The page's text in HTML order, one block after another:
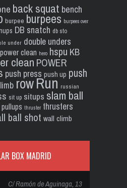
back squat bench
burpee burpees burpees over
DB snatch db sto
under double unders
clean hero hspu KB
clean POWER
push press push up push
rowRun russian
sit up situps slam ball
thruster thrusters
ball shot wall climb
BOX MADRID
C/ Ramón de Aguinaga, 13